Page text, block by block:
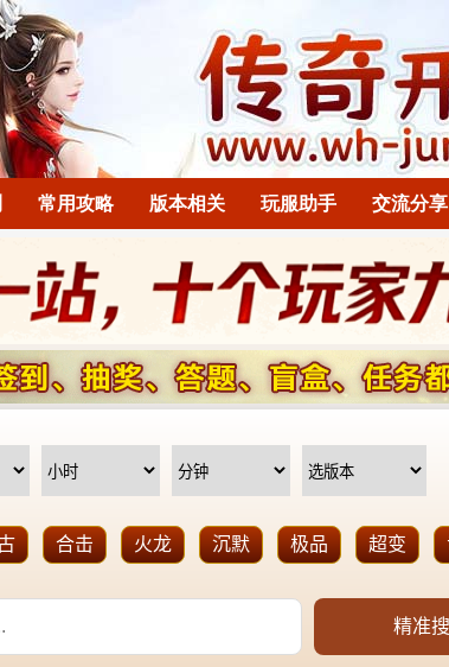
常用攻略 版本相关 玩服助手 交流分享